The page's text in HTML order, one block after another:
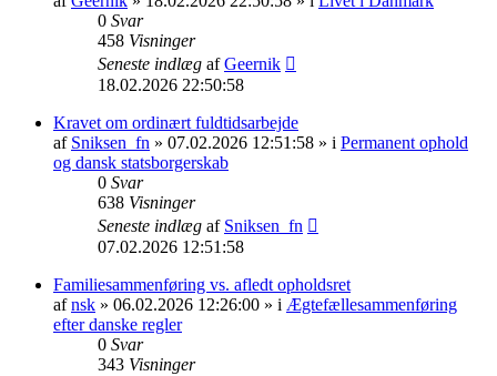
0 Svar
458 Visninger
Seneste indlæg afGeernik
18.02.2026 22:50:58
Kravet om ordinært fuldtidsarbejde
af Sniksen_fn » 07.02.2026 12:51:58 » i Permanent ophold
og dansk statsborgerskab
0 Svar
638 Visninger
Seneste indlæg af Sniksen_fn
07.02.2026 12:51:58
Familiesammenføring vs. afledt opholdsret
afnsk » 06.02.2026 12:26:00 » i Ægtefællesammenføring
efter danske regler
0 Svar
343 Visninger